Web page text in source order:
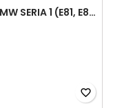
MIEZ TURBINĂ BMW SERIA 1 (E81, E87) 120 D - CREȘTEȚI PERFORMANȚA ȘI RĂSPUNSUL MOTORULUI
favorite_border